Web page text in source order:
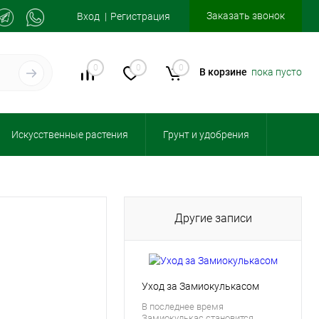
Вход Регистрация Заказать звонок
0 0 0 В корзине пока пусто
Искусственные растения Грунт и удобрения
Другие записи
Уход за Замиокулькасом
В последнее время